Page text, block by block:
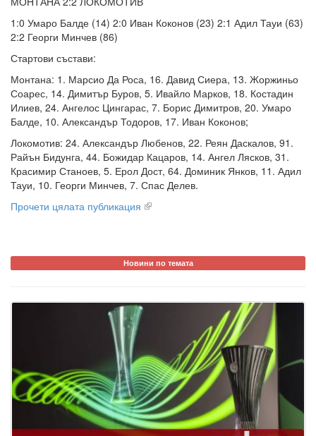
1:0 Умаро Балде (14) 2:0 Иван Коконов (23) 2:1 Адил Тауи (63)
2:2 Георги Минчев (86)
Стартови състави:
Монтана: 1. Марсио Да Роса, 16. Давид Сиера, 13. Жоржиньо
Соарес, 14. Димитър Буров, 5. Ивайло Марков, 18. Костадин
Илиев, 24. Ангелос Цингарас, 7. Борис Димитров, 20. Умаро
Балде, 10. Александър Тодоров, 17. Иван Коконов;
Локомотив: 24. Александър Любенов, 22. Реян Даскалов, 91.
Райън Бидунга, 44. Божидар Кацаров, 14. Ангел Лясков, 31.
Красимир Станоев, 5. Ерол Дост, 64. Доминик Янков, 11. Адил
Тауи, 10. Георги Минчев, 7. Спас Делев.
Прочети цялата публикация
Новини по темата